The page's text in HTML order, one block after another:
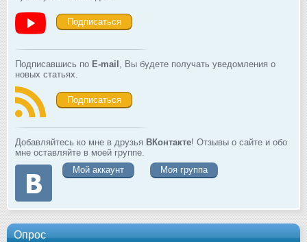
Подписаться
Подписавшись по E-mail , Вы будете получать уведомления о
новых статьях.
Подписаться
Добавляйтесь ко мне в друзья ВКонтакте! Отзывы о сайте и обо
мне оставляйте в моей группе.
Мой аккаунт
Моя группа
Опрос